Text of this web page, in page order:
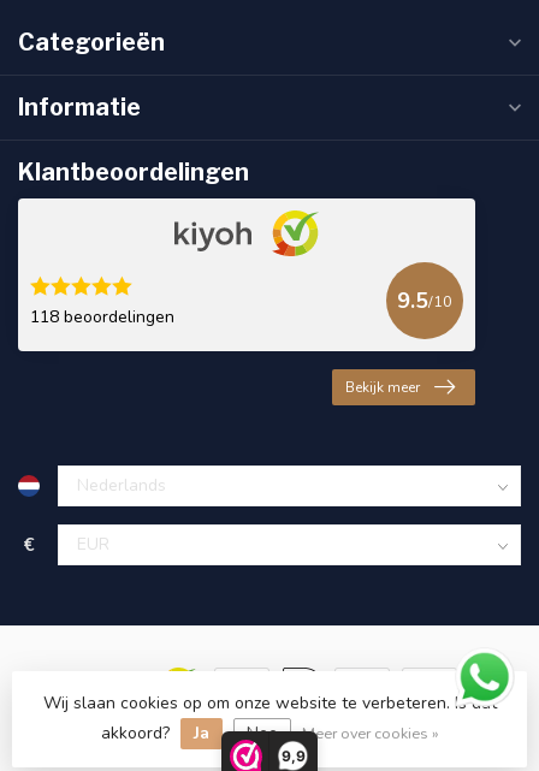
9,9
Categorieën
Informatie
Klantbeoordelingen
118 beoordelingen
9.5/10
Bekijk meer
€
© Copyright 2026 KING Microschroeven
Wij slaan cookies op om onze website te verbeteren. Is dat
akkoord?
Ja Nee Meer over cookies »